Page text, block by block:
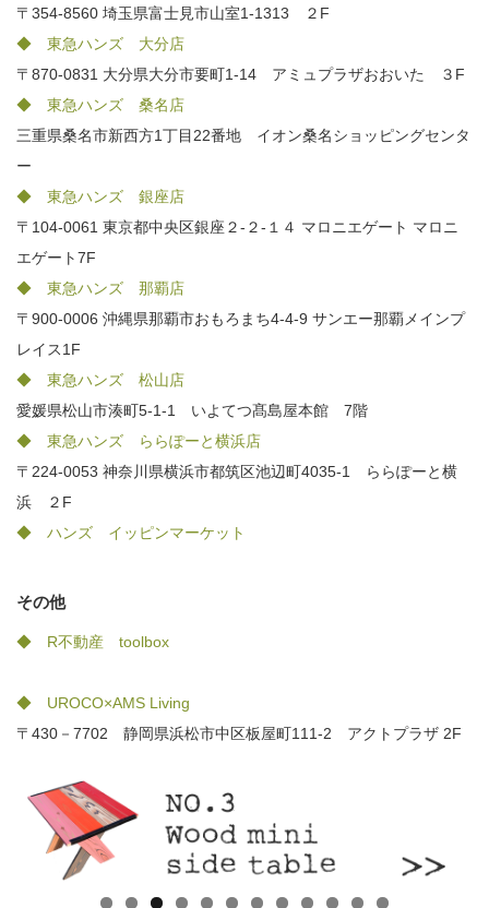
〒354-8560 埼玉県富士見市山室1-1313 ２F
◆ 東急ハンズ 大分店
〒870-0831 大分県大分市要町1-14 アミュプラザおおいた ３F
◆ 東急ハンズ 桑名店
三重県桑名市新西方1丁目22番地 イオン桑名ショッピングセンタ
ー
◆ 東急ハンズ 銀座店
〒104-0061 東京都中央区銀座２-２-１４ マロニエゲート マロニ
エゲート7F
◆ 東急ハンズ 那覇店
〒900-0006 沖縄県那覇市おもろまち4-4-9 サンエー那覇メインプ
レイス1F
◆ 東急ハンズ 松山店
愛媛県松山市湊町5-1-1 いよてつ髙島屋本館 7階
◆ 東急ハンズ ららぽーと横浜店
〒224-0053 神奈川県横浜市都筑区池辺町4035-1 ららぽーと横
浜 ２F
◆ ハンズ イッピンマーケット
その他
◆ R不動産 toolbox
◆ UROCO×AMS Living
〒430－7702 静岡県浜松市中区板屋町111-2 アクトプラザ 2F